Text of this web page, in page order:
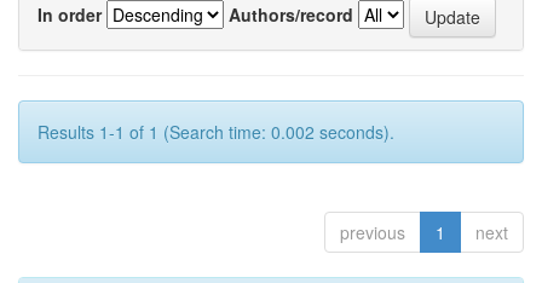
In order
Authors/record
Results 1-1 of 1 (Search time: 0.002 seconds).
previous 1 next